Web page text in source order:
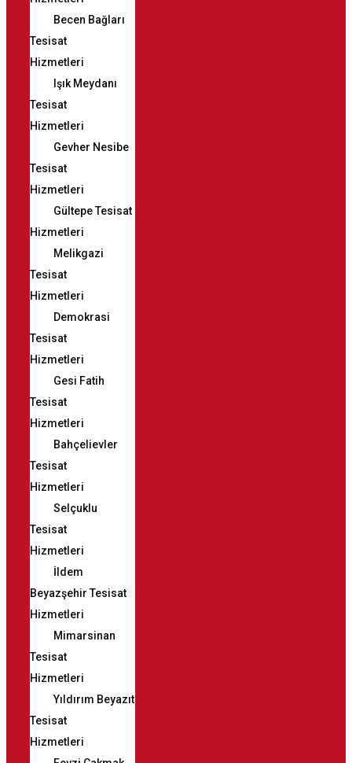
Becen Bağları
Tesisat
Hizmetleri
Işık Meydanı
Tesisat
Hizmetleri
Gevher Nesibe
Tesisat
Hizmetleri
Gültepe Tesisat
Hizmetleri
Melikgazi
Tesisat
Hizmetleri
Demokrasi
Tesisat
Hizmetleri
Gesi Fatih
Tesisat
Hizmetleri
Bahçelievler
Tesisat
Hizmetleri
Selçuklu
Tesisat
Hizmetleri
İldem
Beyazşehir Tesisat
Hizmetleri
Mimarsinan
Tesisat
Hizmetleri
Yıldırım Beyazıt
Tesisat
Hizmetleri